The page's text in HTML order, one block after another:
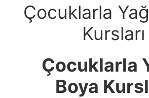
Çocuklarla
Kursları
Çocuklarla
Boya